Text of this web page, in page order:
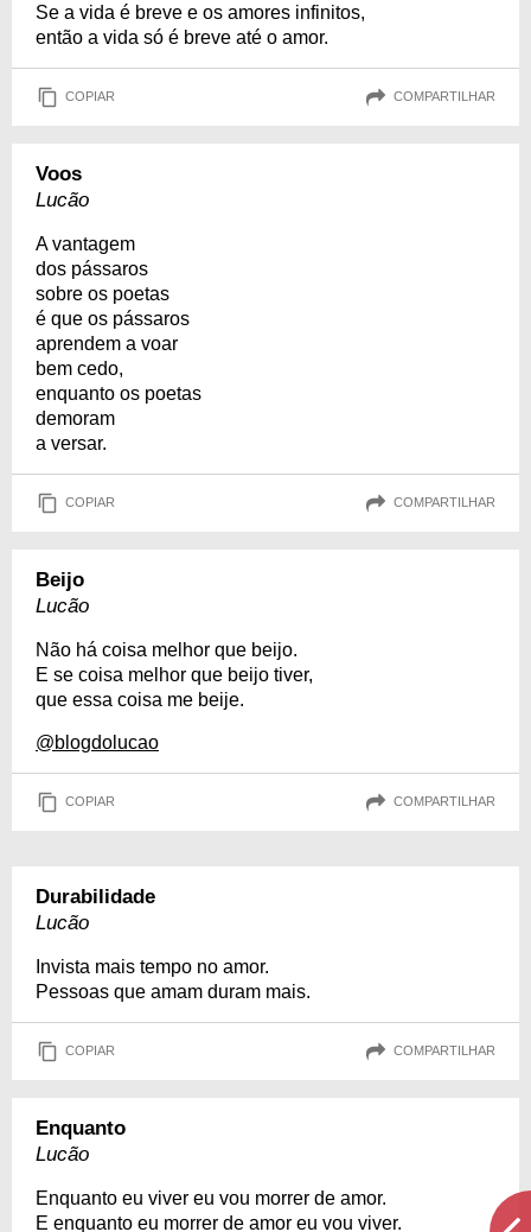
Se a vida é breve e os amores infinitos,
então a vida só é breve até o amor.
COPIAR COMPARTILHAR
Voos
Lucão
A vantagem
dos pássaros
sobre os poetas
é que os pássaros
aprendem a voar
bem cedo,
enquanto os poetas
demoram
a versar.
COPIAR COMPARTILHAR
Beijo
Lucão
Não há coisa melhor que beijo.
E se coisa melhor que beijo tiver,
que essa coisa me beije.
@blogdolucao
COPIAR COMPARTILHAR
Durabilidade
Lucão
Invista mais tempo no amor.
Pessoas que amam duram mais.
COPIAR COMPARTILHAR
Enquanto
Lucão
Enquanto eu viver eu vou morrer de amor.
E enquanto eu morrer de amor eu vou viver.